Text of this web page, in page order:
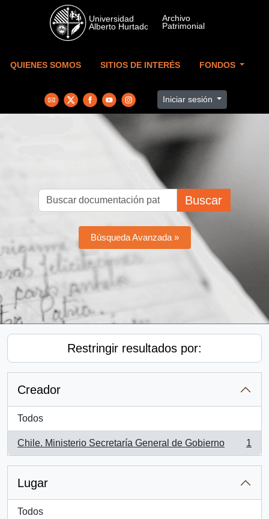
Skip to main content
QUIENES SOMOS SITIOS DE INTERÉS FONDOS
Iniciar sesión
Buscar
Búsqueda Avanzada »
Restringir resultados por:
Creador
Todos
Chile. Ministerio Secretaría General de Gobierno
, 1 resultados
1
Lugar
Todos